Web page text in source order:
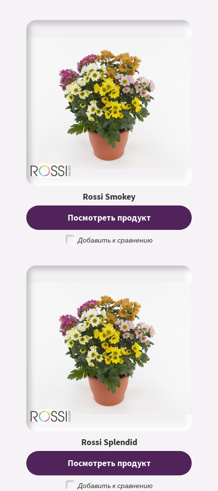
Rossi Smokey
Посмотреть продукт
Добавить к сравнению
Rossi Splendid
Посмотреть продукт
Добавить к сравнению